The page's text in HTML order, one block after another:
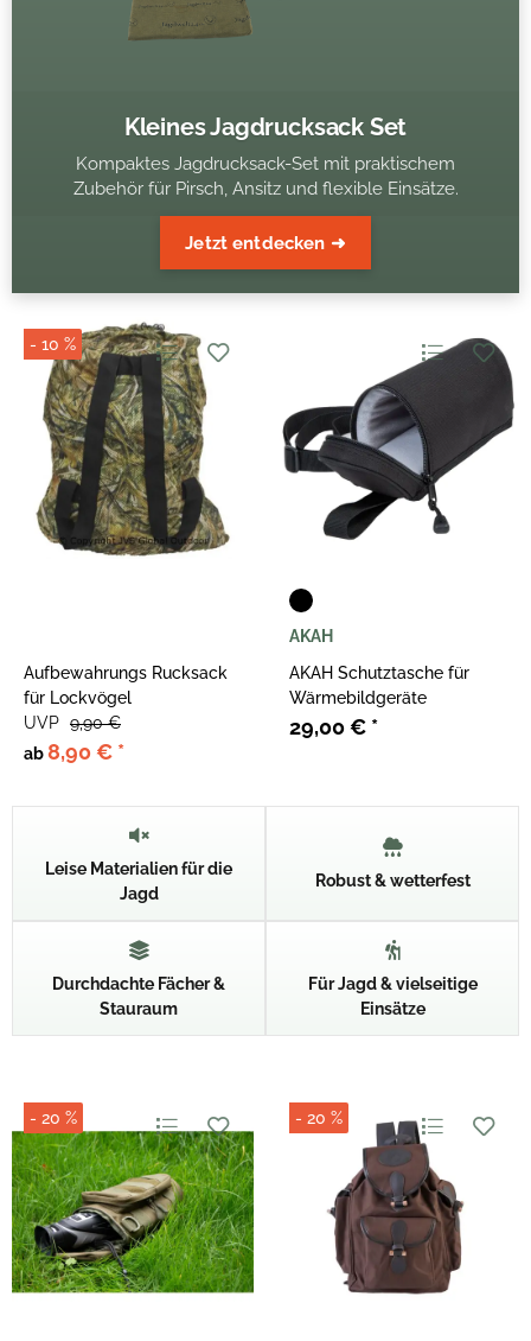
Kleines Jagdrucksack Set
Kompaktes Jagdrucksack-Set mit praktischem
Zubehör für Pirsch, Ansitz und flexible Einsätze.
Jetzt entdecken ➜
- 10 %
Aufbewahrungs Rucksack
für Lockvögel
ab8,90 € *
UVP 9,90 €
AKAH
AKAH Schutztasche für
Wärmebildgeräte
29,00 € *
Leise Materialien für die
Jagd
Robust & wetterfest
Durchdachte Fächer &
Stauraum
Für Jagd & vielseitige
Einsätze
- 20 % - 20 %